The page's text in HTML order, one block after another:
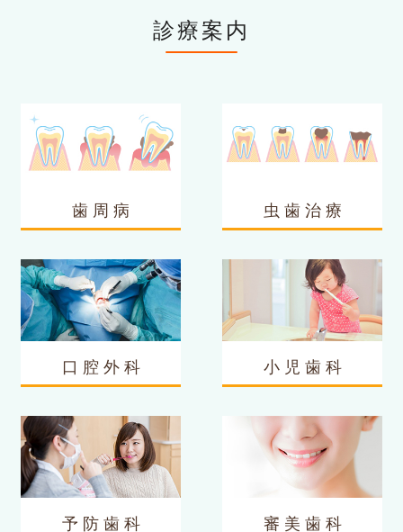
診療案内
歯 周 病 虫 歯 治 療
口 腔 外 科 小 児 歯 科
予 防 歯 科 審 美 歯 科